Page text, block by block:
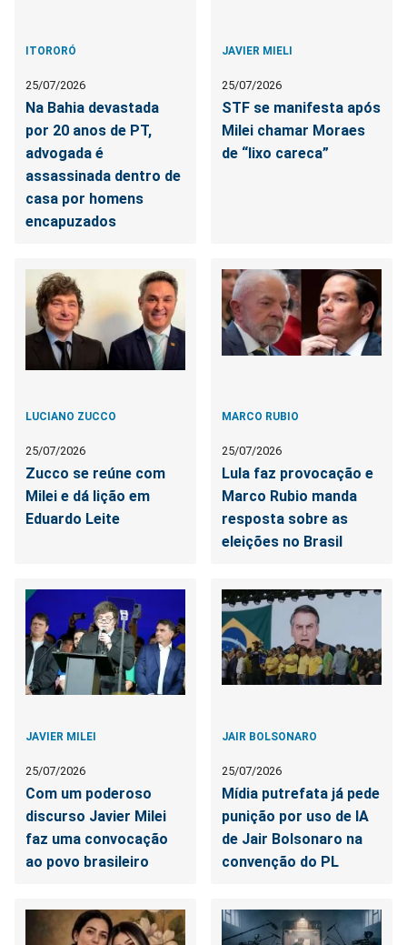
ITORORÓ
25/07/2026
Na Bahia devastada
por 20 anos de PT,
advogada é
assassinada dentro de
casa por homens
encapuzados
JAVIER MIELI
25/07/2026
STF se manifesta após
Milei chamar Moraes
de “lixo careca”
LUCIANO ZUCCO
25/07/2026
Zucco se reúne com
Milei e dá lição em
Eduardo Leite
MARCO RUBIO
25/07/2026
Lula faz provocação e
Marco Rubio manda
resposta sobre as
eleições no Brasil
JAVIER MILEI
25/07/2026
Com um poderoso
discurso Javier Milei
faz uma convocação
ao povo brasileiro
JAIR BOLSONARO
25/07/2026
Mídia putrefata já pede
punição por uso de IA
de Jair Bolsonaro na
convenção do PL